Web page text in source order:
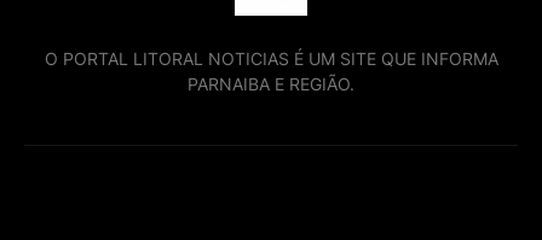
O PORTAL LITORAL NOTICIAS É UM SITE QUE INFORMA
PARNAIBA E REGIÃO.